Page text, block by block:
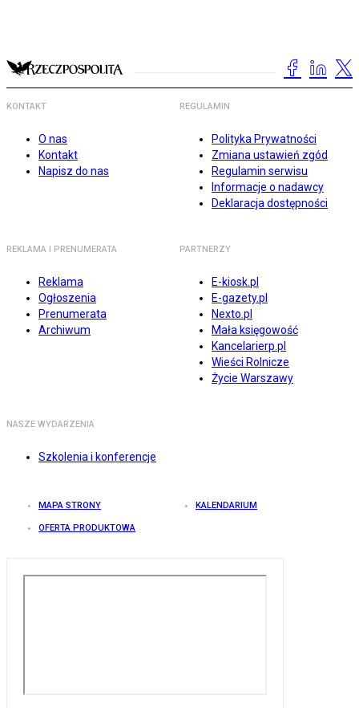
KONTAKT
O nas
Kontakt
Napisz do nas
REGULAMIN
Polityka Prywatności
Zmiana ustawień zgód
Regulamin serwisu
Informacje o nadawcy
Deklaracja dostępności
REKLAMA I PRENUMERATA
Reklama
Ogłoszenia
Prenumerata
Archiwum
PARTNERZY
E-kiosk.pl
E-gazety.pl
Nexto.pl
Mała księgowość
Kancelarierp.pl
Wieści Rolnicze
Życie Warszawy
NASZE WYDARZENIA
Szkolenia i konferencje
MAPA STRONY KALENDARIUM
OFERTA PRODUKTOWA